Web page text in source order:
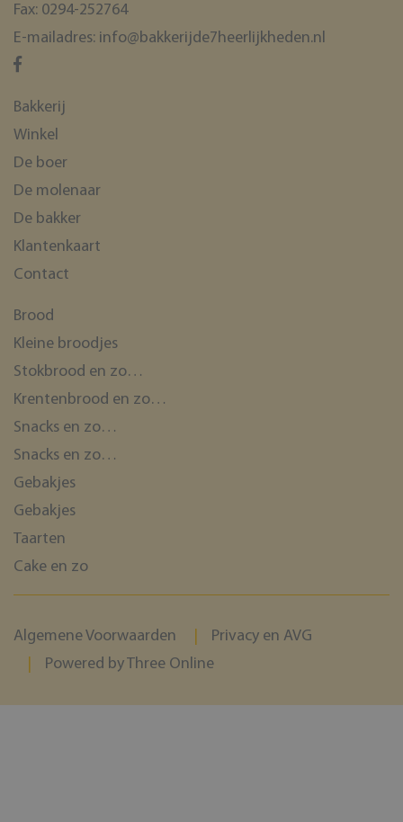
Fax: 0294-252764
E-mailadres: info@bakkerijde7heerlijkheden.nl
Bakkerij
Winkel
De boer
De molenaar
De bakker
Klantenkaart
Contact
Brood
Kleine broodjes
Stokbrood en zo…
Krentenbrood en zo…
Snacks en zo…
Snacks en zo…
Gebakjes
Gebakjes
Taarten
Cake en zo
Algemene Voorwaarden
Privacy en AVG
Powered by Three Online